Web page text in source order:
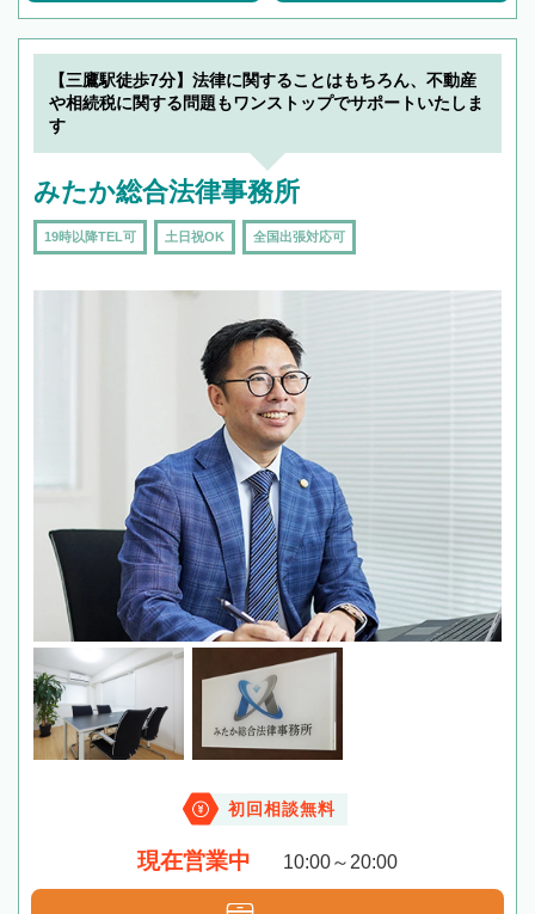
【三鷹駅徒歩7分】法律に関することはもちろん、不動産
や相続税に関する問題もワンストップでサポートいたしま
す
みたか総合法律事務所
19時以降TEL可 土日祝OK 全国出張対応可
初回相談無料
現在営業中 10:00～20:00